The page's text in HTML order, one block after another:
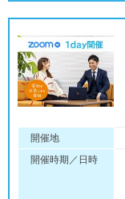
開催地
開催時期／日時